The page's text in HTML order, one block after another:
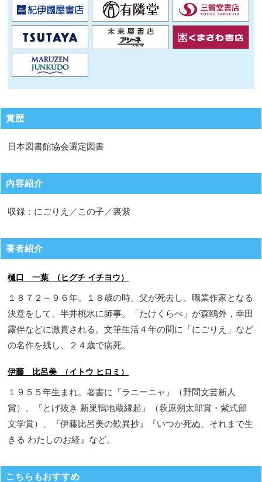
賞歴
日本図書館協会選定図書
内容紹介
収録：にごりえ／この子／裏紫
著者紹介
樋口 一葉 （ヒグチ イチヨウ）
１８７２～９６年。１８歳の時、父が死去し、職業作家となる
決意をして、半井桃水に師事。「たけくらべ」が森鴎外，幸田
露伴などに激賞される。文筆生活４年の間に「にごりえ」など
の名作を残し、２４歳で病死。
伊藤 比呂美 （イトウ ヒロミ）
１９５５年生まれ。著書に『ラニーニャ』（野間文芸新人
賞）、『とげ抜き 新巣鴨地蔵縁起』（萩原朔太郎賞・紫式部
文学賞）、『伊藤比呂美の歎異抄』『いつか死ぬ、それまで生
きる わたしのお経』など。
こちらもおすすめ